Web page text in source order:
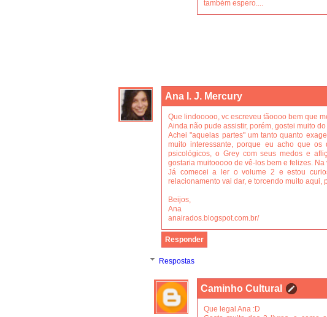
também espero....
Ana I. J. Mercury
Que lindooooo, vc escreveu tãoooo bem que
Ainda não pude assistir, porém, gostei muito do
Achei "aquelas partes" um tanto quanto
muito interessante, porque eu acho que os
psicológicos, o Grey com seus medos e
gostaria muitooooo de vê-los bem e felizes. Na
Já comecei a ler o volume 2 e estou
relacionamento vai dar, e torcendo muito aqui,
Beijos,
Ana
anairados.blogspot.com.br/
Responder
Respostas
Caminho Cultural
Que legal Ana :D